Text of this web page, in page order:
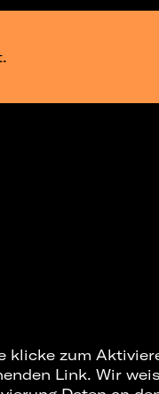
klicke zum
Link. Wir